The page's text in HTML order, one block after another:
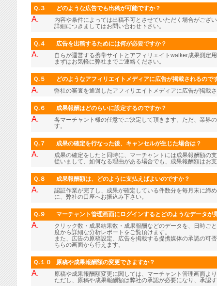
Ｑ.３ どのような広告でも出稿が可能ですか？
A.
内容や条件によっては出稿不可とさせていただく場合がござ
詳細につきましてはお問い合わせ下さい。
Ｑ.４ 広告を出稿するためには何が必要ですか？
A.
自らが運営する携帯サイトとアフィリエイトwalker成果測定
まずはお気軽に弊社までご連絡ください。
Ｑ.５ どのようなアフィリエイトメディアに広告が掲載されるので
A. 弊社の審査を通過したアフィリエイトメディアに広告が掲載
Ｑ.６ 成果報酬はどのらいに設定するのですか？
A.
各マーチャント様の任意でご決定して頂きます。ただ、業界
す。
Ｑ.７ 成果の確定を行なった後、キャンセルが生じた場合は？
A.
成果の確定をしたと同時に、マーチャントには成果報酬額の
従いまして、如何なる理由がある場合でも、成果報酬額はお
Ｑ.８ 成果報酬額は、どのように支払えばよいのですか？
A.
認証作業が完了し、成果が確定している件数分を毎月末に締
に、弊社の口座へお振込み下さい。
Ｑ.９ マーチャント管理画面にログインするとどのようなデータが
A.
クリック数・成果結果数・成果報酬などのデータを、日時ご
度から詳細な分析レポートをご覧頂けます。
また、広告の原稿設定、広告を掲載する提携媒体の承認の可
ちらの画面から行えます。
Ｑ.１０ 原稿や成果報酬額の変更できますか？
A.
原稿や成果報酬額変更に関しては、マーチャント管理画面よ
ただし、原稿や成果報酬額は弊社の承認が必要になり、承認